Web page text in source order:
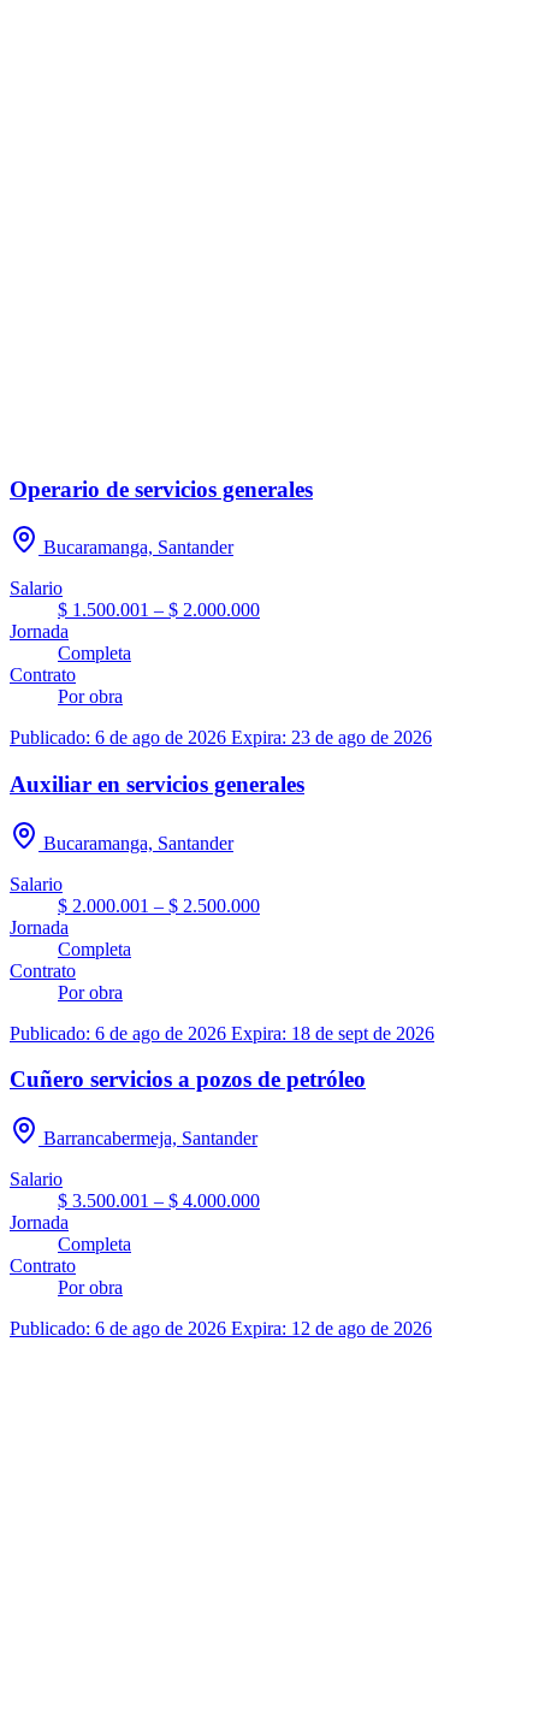
Operario de servicios generales
Bucaramanga, Santander
Salario
$ 1.500.001 – $ 2.000.000
Jornada
Completa
Contrato
Por obra
Publicado: 6 de ago de 2026 Expira: 23 de ago de 2026
Auxiliar en servicios generales
Bucaramanga, Santander
Salario
$ 2.000.001 – $ 2.500.000
Jornada
Completa
Contrato
Por obra
Publicado: 6 de ago de 2026 Expira: 18 de sept de 2026
Cuñero servicios a pozos de petróleo
Barrancabermeja, Santander
Salario
$ 3.500.001 – $ 4.000.000
Jornada
Completa
Contrato
Por obra
Publicado: 6 de ago de 2026 Expira: 12 de ago de 2026